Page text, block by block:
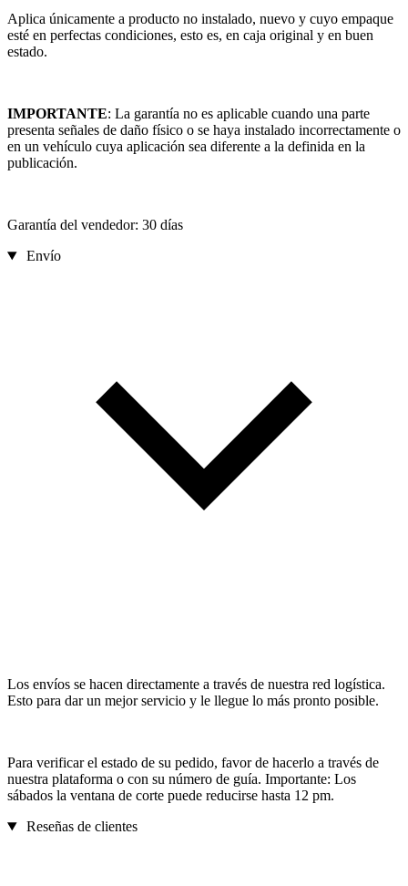
Aplica únicamente a producto no instalado, nuevo y cuyo empaque
esté en perfectas condiciones, esto es, en caja original y en buen
estado.
IMPORTANTE: La garantía no es aplicable cuando una parte
presenta señales de daño físico o se haya instalado incorrectamente o
en un vehículo cuya aplicación sea diferente a la definida en la
publicación.
Garantía del vendedor: 30 días
Envío
Los envíos se hacen directamente a través de nuestra red logística.
Esto para dar un mejor servicio y le llegue lo más pronto posible.
Para verificar el estado de su pedido, favor de hacerlo a través de
nuestra plataforma o con su número de guía. Importante: Los
sábados la ventana de corte puede reducirse hasta 12 pm.
Reseñas de clientes